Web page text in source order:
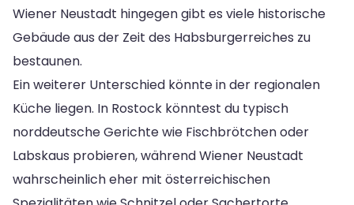
Wiener Neustadt hingegen gibt es viele historische
Gebäude aus der Zeit des Habsburgerreiches zu
bestaunen.
Ein weiterer Unterschied könnte in der regionalen
Küche liegen. In Rostock könntest du typisch
norddeutsche Gerichte wie Fischbrötchen oder
Labskaus probieren, während Wiener Neustadt
wahrscheinlich eher mit österreichischen